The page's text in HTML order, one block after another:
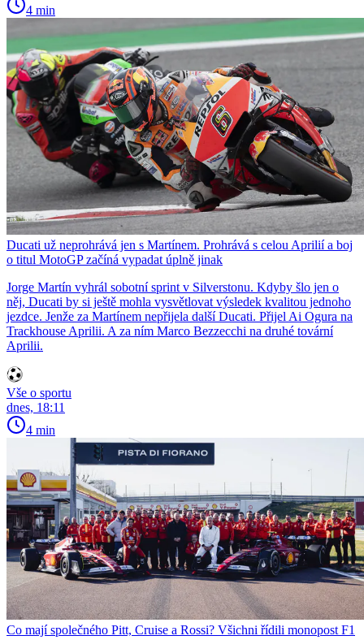
4 min
Ducati už neprohrává jen s Martínem. Prohrává s celou Aprilií a boj
o titul MotoGP začíná vypadat úplně jinak
Jorge Martín vyhrál sobotní sprint v Silverstonu. Kdyby šlo jen o
něj, Ducati by si ještě mohla vysvětlovat výsledek kvalitou jednoho
jezdce. Jenže za Martínem nepřijela další Ducati. Přijel Ai Ogura na
Trackhouse Aprilii. A za ním Marco Bezzecchi na druhé tovární
Aprilii.
Vše o sportu
dnes, 18:11
4 min
Co mají společného Pitt, Cruise a Rossi? Všichni řídili monopost F1